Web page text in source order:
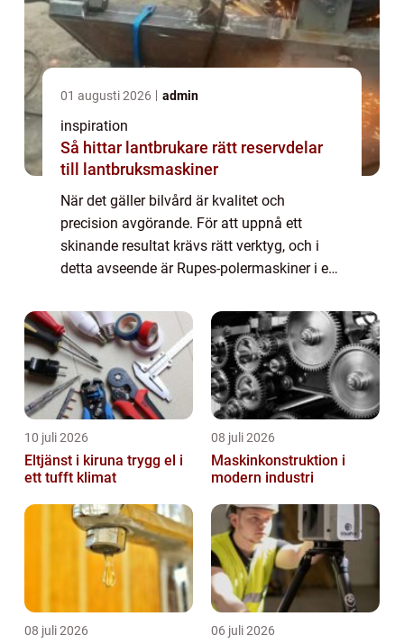
01 augusti 2026 admin
inspiration
Så hittar lantbrukare rätt reservdelar
till lantbruksmaskiner
När det gäller bilvård är kvalitet och
precision avgörande. För att uppnå ett
skinande resultat krävs rätt verktyg, och i
detta avseende är Rupes-polermaskiner i en
10 juli 2026
Eltjänst i kiruna trygg el i
ett tufft klimat
08 juli 2026
Maskinkonstruktion i
modern industri
08 juli 2026 06 juli 2026